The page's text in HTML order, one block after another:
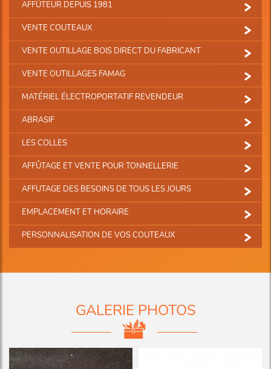
AFFÛTEUR DEPUIS 1981
VENTE COUTEAUX
VENTE OUTILLAGE BOIS DIRECT DU FABRICANT
VENTE OUTILLAGES FAMAG
MATÉRIEL ÉLECTROPORTATIF REVENDEUR
ABRASIF
LES COLLES
AFFÛTAGE ET VENTE POUR TONNELLERIE
AFFUTAGE DES BESOINS DE TOUS LES JOURS
EMPLACEMENT ET HORAIRE
PERSONNALISATION DE VOS COUTEAUX
GALERIE PHOTOS